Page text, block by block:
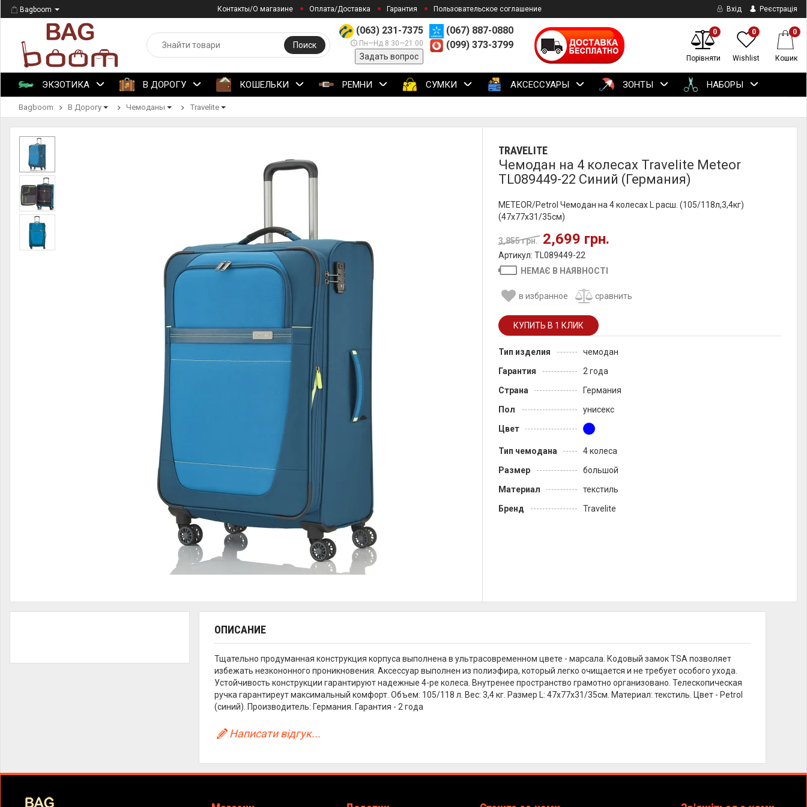
Bagboom Контакты/О магазине Оплата/Доставка Гарантия Пользовательское соглашение Вхід Реєстрація
(063) 231-7375
Пн—Нд 8:30—21:00
Задать вопрос
(067) 887-0880
(099) 373-3799
Поиск
0
Порівняти
0
Wishlist
0
Кошик
ЭКЗОТИКА В ДОРОГУ КОШЕЛЬКИ РЕМНИ СУМКИ АКСЕССУАРЫ ЗОНТЫ НАБОРЫ
Bagboom В Дорогу Чемоданы Travelite
TRAVELITE
Чемодан на 4 колесах Travelite Meteor
TL089449-22 Синий (Германия)
METEOR/Petrol Чемодан на 4 колесах L расш. (105/118л,3,4кг)
(47x77x31/35см)
3,855 грн. 2,699 грн.
Артикул: TL089449-22
НЕМАЄ В НАЯВНОСТІ
в избранное сравнить
Тип изделия
чемодан
Гарантия
2 года
Страна
Германия
Пол
унисекс
Цвет
Тип чемодана
4 колеса
Размер
большой
Материал
текстиль
Бренд
Travelite
ОПИСАНИЕ
Тщательно продуманная конструкция корпуса выполнена в ультрасовременном цвете - марсала. Кодовый замок TSA позволяет
избежать незкононного проникновения. Аксессуар выполнен из полиэфира, который легко очищается и не требует особого ухода.
Устойчивость конструкции гарантируют надежные 4-ре колеса. Внутренее пространство грамотно организовано. Телескопическая
ручка гарантиреут максимальный комфорт. Объем: 105/118 л. Вес: 3,4 кг. Размер L: 47x77x31/35см. Материал: текстиль. Цвет - Petrol
(синий). Производитель: Германия. Гарантия - 2 года
Написати відгук...